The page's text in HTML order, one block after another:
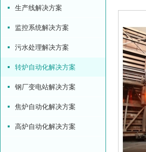
生产线解决方案
监控系统解决方案
污水处理解决方案
转炉自动化解决方案
钢厂变电站解决方案
焦炉自动化解决方案
高炉自动化解决方案